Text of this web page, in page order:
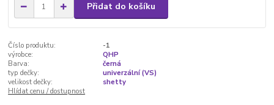
Přidat do košíku
Číslo produktu:
-1
výrobce:
QHP
Barva:
černá
typ dečky:
univerzální (VS)
velikost dečky:
shetty
Hlídat cenu / dostupnost